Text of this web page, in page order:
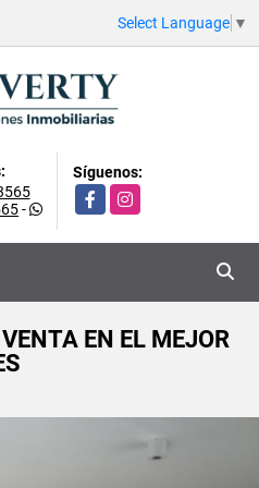
Select Language ▼
-
Síguenos:
FacebookInstagram
EN EL MEJOR